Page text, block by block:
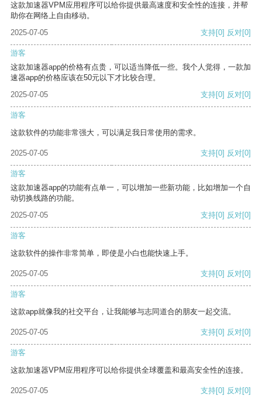
这款加速器VPM应用程序可以给你提供最高速度和安全性的连接，并帮
助你在网络上自由移动。
2025-07-05
支持[0] 反对[0]
游客
这款加速器app的价格有点贵，可以适当降低一些。我个人觉得，一款加
速器app的价格应该在50元以下才比较合理。
2025-07-05
支持[0] 反对[0]
游客
这款软件的功能非常强大，可以满足我日常使用的需求。
2025-07-05 支持[0] 反对[0]
游客
这款加速器app的功能有点单一，可以增加一些新功能，比如增加一个自
动切换线路的功能。
2025-07-05
支持[0] 反对[0]
游客
这款软件的操作非常简单，即使是小白也能快速上手。
2025-07-05 支持[0] 反对[0]
游客
这款app就像我的社交平台，让我能够与志同道合的朋友一起交流。
2025-07-05 支持[0] 反对[0]
游客
这款加速器VPM应用程序可以给你提供全球覆盖和最高安全性的连接。
2025-07-05 支持[0] 反对[0]